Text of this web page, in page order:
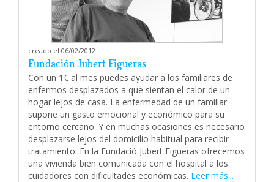
creado el 06/02/2012
Fundación Jubert Figueras
Con un 1€ al mes puedes ayudar a los familiares de
enfermos desplazados a que sientan el calor de un
hogar lejos de casa. La enfermedad de un familiar
supone un gasto emocional y económico para su
entorno cercano. Y en muchas ocasiones es necesario
desplazarse lejos del domicilio habitual para recibir
tratamiento. En la Fundació Jubert Figueras ofrecemos
una vivienda bien comunicada con el hospital a los
cuidadores con dificultades económicas. Leer más...